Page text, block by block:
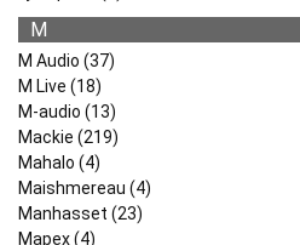
M
M Audio (37)
M Live (18)
M-audio (13)
Mackie (219)
Mahalo (4)
Maishmereau (4)
Manhasset (23)
Mapex (4)